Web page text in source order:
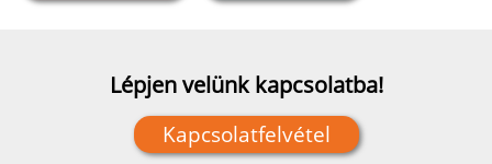
Lépjen velünk kapcsolatba!
Kapcsolatfelvétel